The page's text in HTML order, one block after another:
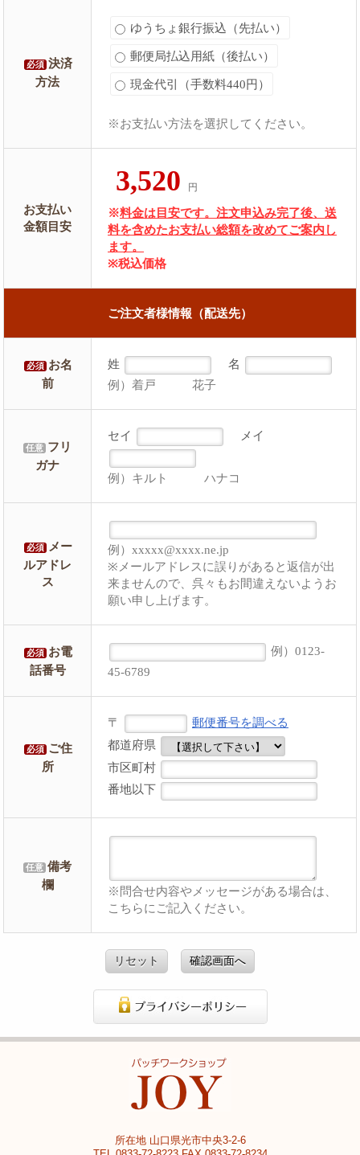
必須 決済
方法
ゆうちょ銀行振込（先払い）
郵便局払込用紙（後払い）
現金代引（手数料440円）
※お支払い方法を選択してください。
お支払い
金額目安
3,520 円
※料金は目安です。注文申込み完了後、送
料を含めたお支払い総額を改めてご案内し
ます。
※税込価格
ご注文者様情報（配送先）
必須
お名
前
姓
名
例）着戸 花子
任意 フリ
ガナ
セイ メイ
例）キルト ハナコ
必須
メー
ルアドレ
ス
例）xxxxx@xxxx.ne.jp
※メールアドレスに誤りがあると返信が出
来ませんので、呉々もお間違えないようお
願い申し上げます。
必須
お電
話番号
例）0123-
45-6789
必須
ご住
所
〒
郵便番号を調べる
都道府県
市区町村
番地以下
任意 備考
欄
※問合せ内容やメッセージがある場合は、
こちらにご記入ください。
リセット 確認画面へ
所在地 山口県光市中央3-2-6